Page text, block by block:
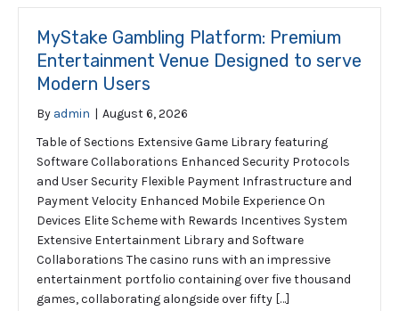
MyStake Gambling Platform: Premium
Entertainment Venue Designed to serve
Modern Users
By admin | August 6, 2026
Table of Sections Extensive Game Library featuring
Software Collaborations Enhanced Security Protocols
and User Security Flexible Payment Infrastructure and
Payment Velocity Enhanced Mobile Experience On
Devices Elite Scheme with Rewards Incentives System
Extensive Entertainment Library and Software
Collaborations The casino runs with an impressive
entertainment portfolio containing over five thousand
games, collaborating alongside over fifty […]